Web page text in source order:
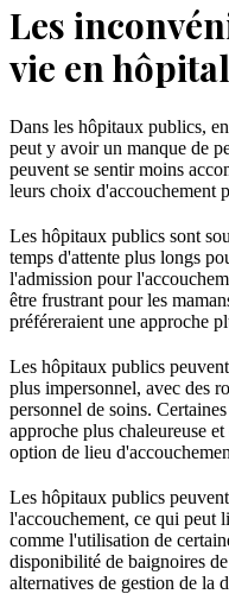
Les
vie en
Dans les hôpitaux publics,
peut y avoir un manque de
peuvent se sentir moins
leurs choix d'accouchement
Les hôpitaux publics sont
temps d'attente plus longs
l'admission pour
être frustrant pour les
préféreraient une approche
Les hôpitaux publics
plus impersonnel, avec des
personnel de soins.
approche plus chaleureuse
option de lieu
Les hôpitaux publics
l'accouchement, ce qui peut
comme l'utilisation de
disponibilité de baignoires
alternatives de gestion de la